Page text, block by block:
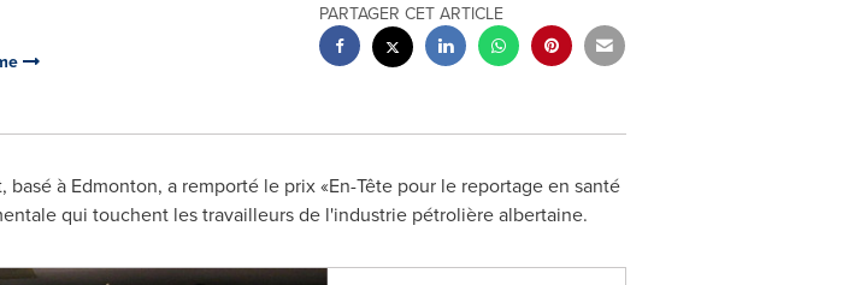
PARTAGER CET ARTICLE
basé à Edmonton, a remporté le prix «En-Tête pour le reportage en santé
qui touchent les travailleurs de l'industrie pétrolière albertaine.